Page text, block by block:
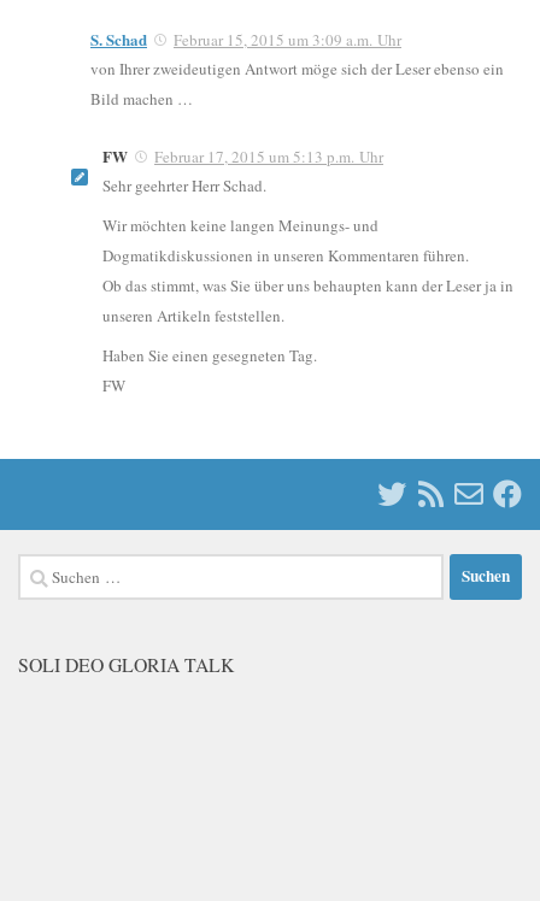
S. Schad
Februar 15, 2015 um 3:09 a.m. Uhr
von Ihrer zweideutigen Antwort möge sich der Leser ebenso ein
Bild machen …
FW
Februar 17, 2015 um 5:13 p.m. Uhr
Sehr geehrter Herr Schad.
Wir möchten keine langen Meinungs- und
Dogmatikdiskussionen in unseren Kommentaren führen.
Ob das stimmt, was Sie über uns behaupten kann der Leser ja in
unseren Artikeln feststellen.
Haben Sie einen gesegneten Tag.
FW
Suchen
nach:
SOLI DEO GLORIA TALK